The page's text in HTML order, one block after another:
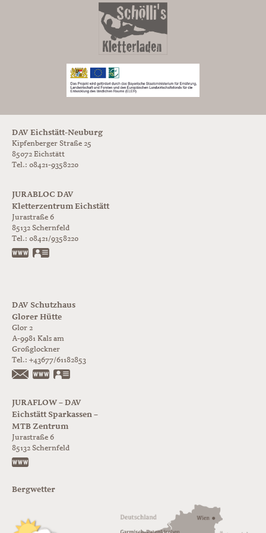
DAV Eichstätt-Neuburg
Kipfenberger Straße 25
85072 Eichstätt
Tel.: 08421-9358220
JURABLOC DAV
Kletterzentrum Eichstätt
Jurastraße 6
85132 Schernfeld
Tel.: 08421/9358220
www.jurabloc.de
DAV Schutzhaus
Glorer Hütte
Glor 2
A-9981 Kals am
Großglockner
Tel.: +43677/61182853
https://www.glorer-huette.at/
JURAFLOW – DAV
Eichstätt Sparkassen –
MTB Zentrum
Jurastraße 6
85132 Schernfeld
Bergwetter